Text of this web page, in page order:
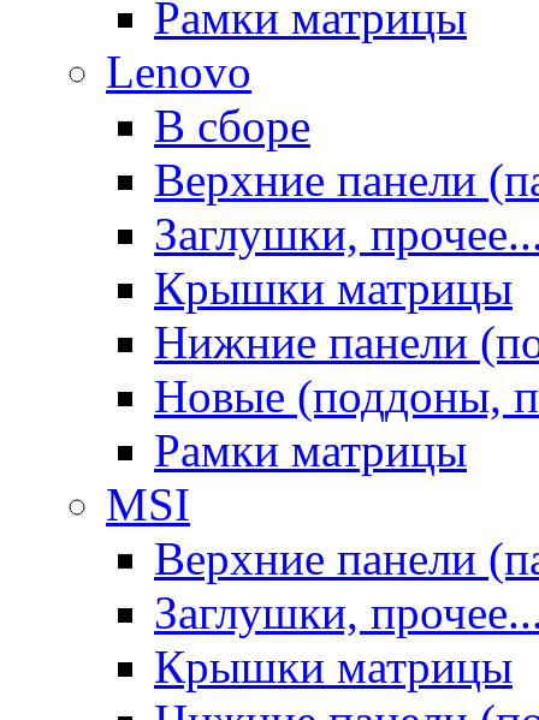
Рамки матрицы
Lenovo
В сборе
Верхние панели
Заглушки,
Крышки матрицы
Нижние панели
Новые (поддоны,
Рамки матрицы
MSI
Верхние панели
Заглушки,
Крышки матрицы